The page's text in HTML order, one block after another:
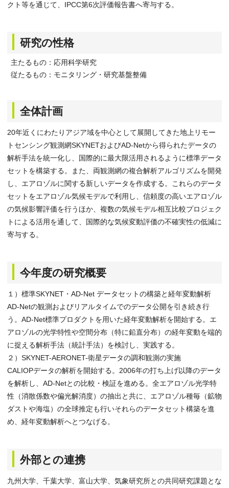
クト等を通じて、IPCC第6次評価報告書へ寄与する。
研究の性格
主たるもの：応用科学研究
従たるもの：モニタリング・研究基盤整備
全体計画
20年近くにわたりアジア域を中心として展開してきた地上リモー
トセンシング観測網SKYNETおよびAD-Netから得られたデータの
解析手法を統一化し、国際的に最大限活用されるように標準データ
セットを構築する。また、両観測網の複合解析アルゴリズムを開発
し、エアロゾルに関する新しいデータを作成する。これらのデータ
セットをエアロゾル気候モデルで利用し、信頼度の高いエアロゾル
の気候影響評価を行うほか、複数の気候モデル相互比較プロジェク
トによる活用を通して、国際的な気候変動評価の不確実性の低減に
寄与する。
今年度の研究概要
１）標準SKYNET・AD-Net データセットの構築と経年変動解析
AD-Netの観測およびリアルタイムでのデータ公開を引き続き行
う。AD-Net標準プロダクトを用いた経年変動解析を開始する。エ
アロゾルの光学特性や空間分布（特に鉛直分布）の経年変動を端的
に捉える解析手法（統計手法）を検討し、実践する。
２）SKYNET-AERONET-衛星データの調和観測の実施
CALIOPデータの解析を開始する。2006年の打ち上げ以降のデータ
を解析し、AD-Netとの比較・検証を進める。全エアロゾル光学特
性（消散係数や偏光解消度）の抽出と共に、エアロゾル種毎（鉱物
ダストや海塩）の全球推定も行いそれらのデータセット構築を進
め、経年変動解析へとつなげる。
外部との連携
九州大学、千葉大学、富山大学、気象研究所との共同研究課題とな